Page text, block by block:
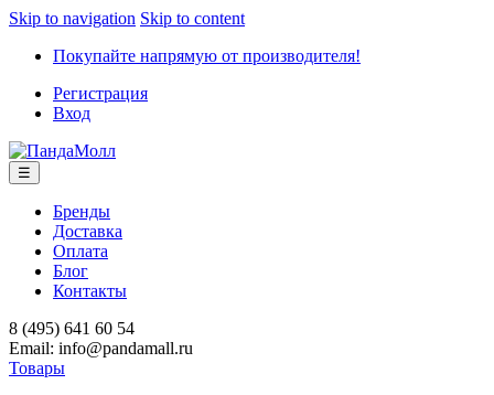
Skip to navigation Skip to content
Покупайте напрямую от производителя!
Регистрация
Вход
☰
Бренды
Доставка
Оплата
Блог
Контакты
8 (495) 641 60 54
Email: info@pandamall.ru
Товары